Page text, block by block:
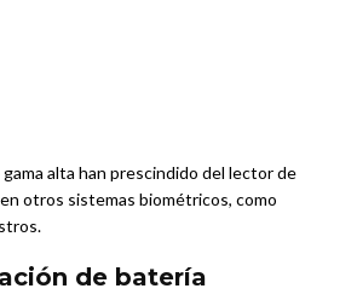
alta han prescindido del lector de
otros sistemas biométricos, como
de batería